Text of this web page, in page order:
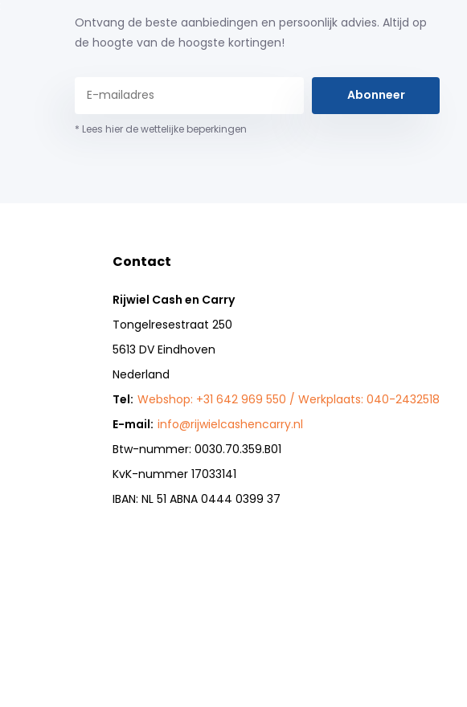
Ontvang de beste aanbiedingen en persoonlijk advies. Altijd op
de hoogte van de hoogste kortingen!
Abonneer
* Lees hier de wettelijke beperkingen
Contact
Rijwiel Cash en Carry
Tongelresestraat 250
5613 DV Eindhoven
Nederland
Tel: Webshop: +31 642 969 550 / Werkplaats: 040-2432518
E-mail: info@rijwielcashencarry.nl
Btw-nummer: 0030.70.359.B01
KvK-nummer 17033141
IBAN: NL 51 ABNA 0444 0399 37